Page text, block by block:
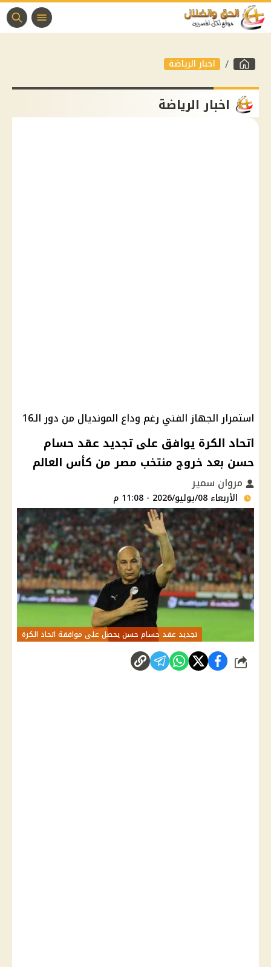
اخبار الرياضة
اخبار الرياضة
استمرار الجهاز الفني رغم وداع المونديال من دور الـ16
اتحاد الكرة يوافق على تجديد عقد حسام
حسن بعد خروج منتخب مصر من كأس العالم
مروان سمير
الأربعاء 08/يوليو/2026 - 11:08 م
تجديد عقد حسام حسن يحصل على موافقة اتحاد الكرة
شارك